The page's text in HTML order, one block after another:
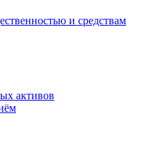
и средствам
активов